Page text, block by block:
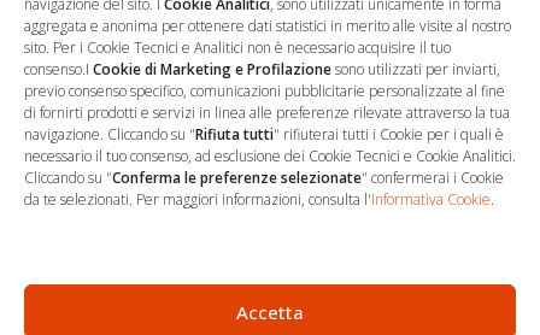
navigazione del sito. I Cookie Analitici, sono utilizzati unicamente in forma
aggregata e anonima per ottenere dati statistici in merito alle visite al nostro
sito. Per i Cookie Tecnici e Analitici non è necessario acquisire il tuo
consenso.I Cookie di Marketing e Profilazionesono utilizzati per inviarti,
previo consenso specifico, comunicazioni pubblicitarie personalizzate al fine
di fornirti prodotti e servizi in linea alle preferenze rilevate attraverso la tua
navigazione. Cliccando su "Rifiuta tutti" rifiuterai tutti i Cookie per i quali è
necessario il tuo consenso, ad esclusione dei Cookie Tecnici e Cookie Analitici.
Cliccando su "Conferma le preferenze selezionate" confermerai i Cookie
da te selezionati. Per maggiori informazioni, consulta l'Informativa Cookie.
Accetta
… Sede Operativa
06 9522 7890